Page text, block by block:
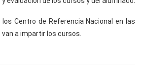
Centro de Referencia Nacional en las
a impartir los cursos.